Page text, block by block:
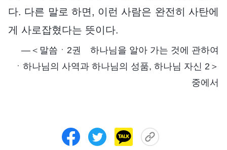
다. 다른 말로 하면, 이런 사람은 완전히 사탄에
게 사로잡혔다는 뜻이다.
―＜말씀ㆍ2권 하나님을 알아 가는 것에 관하여
ㆍ하나님의 사역과 하나님의 성품, 하나님 자신 2＞
중에서